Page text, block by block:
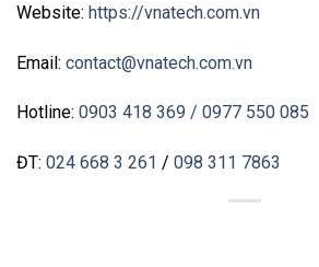
Website: https://vnatech.com.vn
Email: contact@vnatech.com.vn
Hotline: 0903 418 369 / 0977 550 085
ĐT: 024 668 3 261 / 098 311 7863